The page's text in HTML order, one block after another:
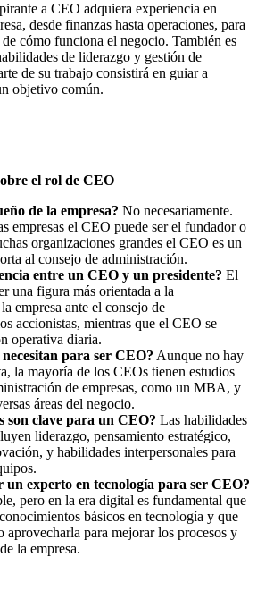
a CEO adquiera experiencia en
desde finanzas hasta operaciones, para
cómo funciona el negocio. También es
de liderazgo y gestión de
de su trabajo consistirá en guiar a
objetivo común.
el rol de CEO
de la empresa? No necesariamente.
empresas el CEO puede ser el fundador o
organizaciones grandes el CEO es un
al consejo de administración.
entre un CEO y un presidente? El
una figura más orientada a la
empresa ante el consejo de
accionistas, mientras que el CEO se
operativa diaria.
necesitan para ser CEO? Aunque no hay
la mayoría de los CEOs tienen estudios
de empresas, como un MBA, y
áreas del negocio.
son clave para un CEO? Las habilidades
liderazgo, pensamiento estratégico,
y habilidades interpersonales para
un experto en tecnología para ser CEO?
pero en la era digital es fundamental que
básicos en tecnología y que
aprovecharla para mejorar los procesos y
la empresa.